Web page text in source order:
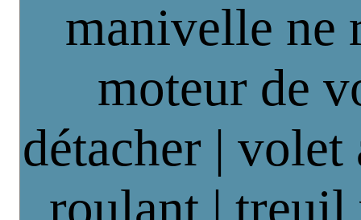
manivelle ne
moteur de
détacher | volet
roulant |